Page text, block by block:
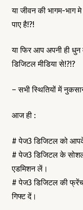
या जीवन की भागम-भाग
पाए है!?!
या फिर आप अपनी ही
डिजिटल मीडिया से!?!?
– सभी स्थितियों में
आज ही :
# पेज3 डिजिटल को आपके
# पेज3 डिजिटल के सोशल
एडमिशन लें।
# पेज3 डिजिटल की
गिफ्ट दें।